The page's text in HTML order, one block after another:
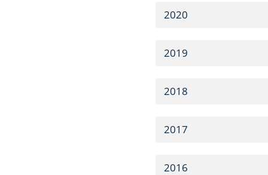
2020
2019
2018
2017
2016